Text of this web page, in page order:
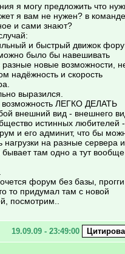
я могу предложить что
я вам не нужен? в
и сами знают?
и быстрый движок
было бы навешивать
разные новые возможности,
надёжность и скорость
выразился.
ЛЕГКО ДЕЛАТЬ
внешний вид - внешнего
истинных любителей
и его админит, что бы
нагрузки на разные сервера и
бывает там одно а тут
форум без базы, прогги
то придумал там с новой
посмотрим..
19.09.09 - 23:49:00